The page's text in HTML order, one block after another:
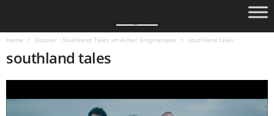
Home Dossier : Southland Tales un échec énigmatique southland tales
southland tales